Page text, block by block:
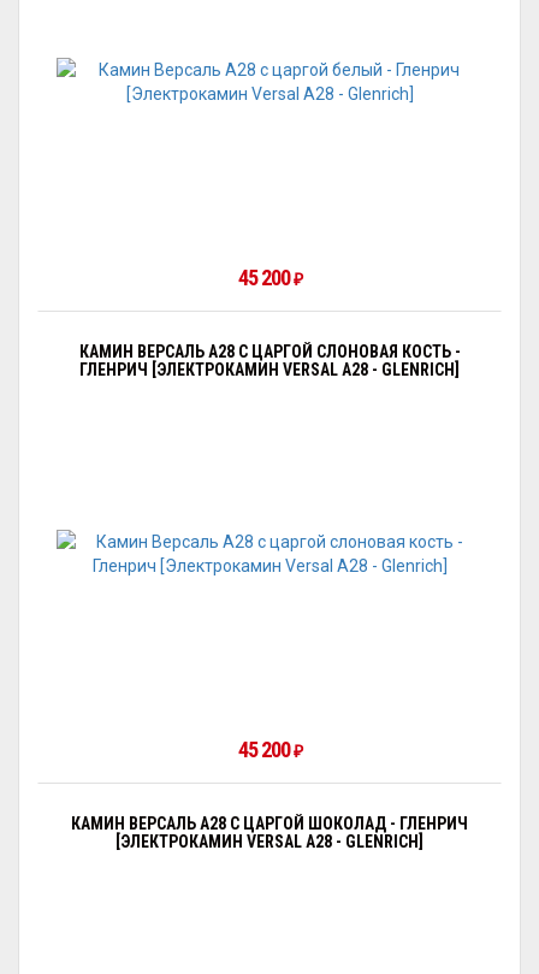
45 200₽
КАМИН ВЕРСАЛЬ A28 С ЦАРГОЙ СЛОНОВАЯ КОСТЬ -
ГЛЕНРИЧ [ЭЛЕКТРОКАМИН VERSAL А28 - GLENRICH]
45 200₽
КАМИН ВЕРСАЛЬ A28 С ЦАРГОЙ ШОКОЛАД - ГЛЕНРИЧ
[ЭЛЕКТРОКАМИН VERSAL А28 - GLENRICH]